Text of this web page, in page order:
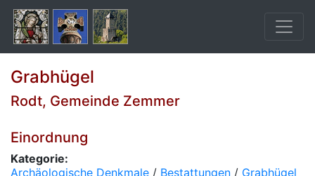
Grabhügel
Rodt, Gemeinde Zemmer
Einordnung
Kategorie:
Archäologische Denkmale / Bestattungen / Grabhügel